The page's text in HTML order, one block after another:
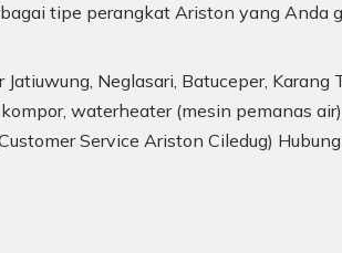
tipe perangkat Ariston yang Anda
Neglasari, Batuceper,
waterheater (mesin pemanas
Service Ariston Ciledug)